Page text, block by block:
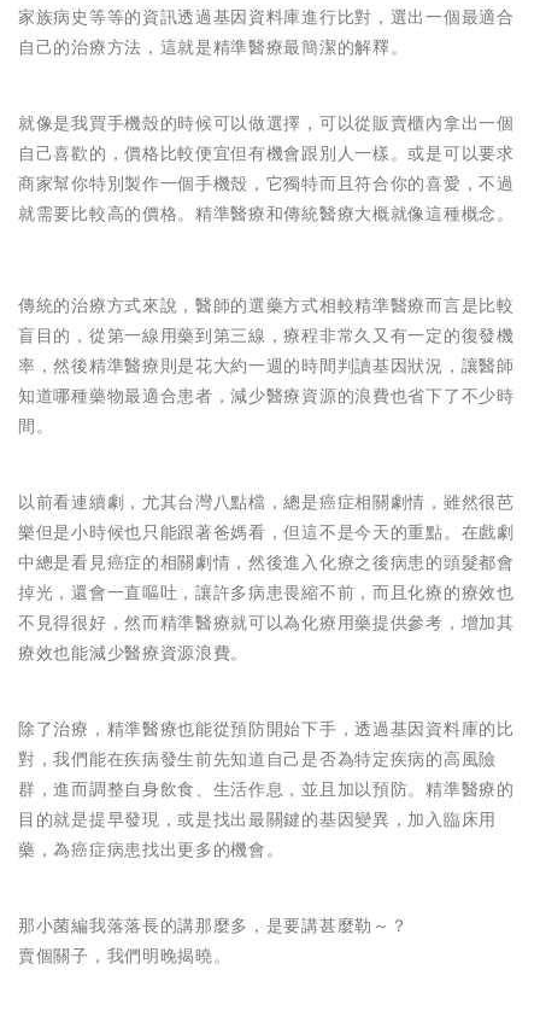
家族病史等等的資訊透過基因資料庫進行比對，選出一個最適合
自己的治療方法，這就是精準醫療最簡潔的解釋。
就像是我買手機殼的時候可以做選擇，可以從販賣櫃內拿出一個
自己喜歡的，價格比較便宜但有機會跟別人一樣。或是可以要求
商家幫你特別製作一個手機殼，它獨特而且符合你的喜愛，不過
就需要比較高的價格。精準醫療和傳統醫療大概就像這種概念。
傳統的治療方式來說，醫師的選藥方式相較精準醫療而言是比較
盲目的，從第一線用藥到第三線，療程非常久又有一定的復發機
率，然後精準醫療則是花大約一週的時間判讀基因狀況，讓醫師
知道哪種藥物最適合患者，減少醫療資源的浪費也省下了不少時
間。
以前看連續劇，尤其台灣八點檔，總是癌症相關劇情，雖然很芭
樂但是小時候也只能跟著爸媽看，但這不是今天的重點。在戲劇
中總是看見癌症的相關劇情，然後進入化療之後病患的頭髮都會
掉光，還會一直嘔吐，讓許多病患畏縮不前，而且化療的療效也
不見得很好，然而精準醫療就可以為化療用藥提供參考，增加其
療效也能減少醫療資源浪費。
除了治療，精準醫療也能從預防開始下手，透過基因資料庫的比
對，我們能在疾病發生前先知道自己是否為特定疾病的高風險
群，進而調整自身飲食、生活作息，並且加以預防。精準醫療的
目的就是提早發現，或是找出最關鍵的基因變異，加入臨床用
藥，為癌症病患找出更多的機會。
那小菌編我落落長的講那麼多，是要講甚麼勒～？
賣個關子，我們明晚揭曉。